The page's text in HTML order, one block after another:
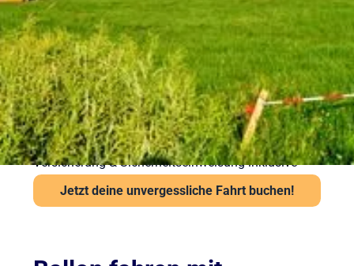
Sicherheit steht bei Sunshine Ballooning an erster
Stelle. Jede Ballonfahrt findet nur bei stabiler
Wetterlage statt. Unsere Piloten prüfen Wind und
Sicht vor jedem Start über das Flugwetteramt.
Wichtige Hinweise:
Ab 6 Jahren und mindestens 120 cm Körpergröße
Kein besonderes Schuhwerk erforderlich, aber
festes empfohlen
Auch bei leichter Höhenangst problemlos möglich
Versicherung & Sicherheitseinweisung inklusive
Jetzt deine unvergessliche Fahrt buchen!